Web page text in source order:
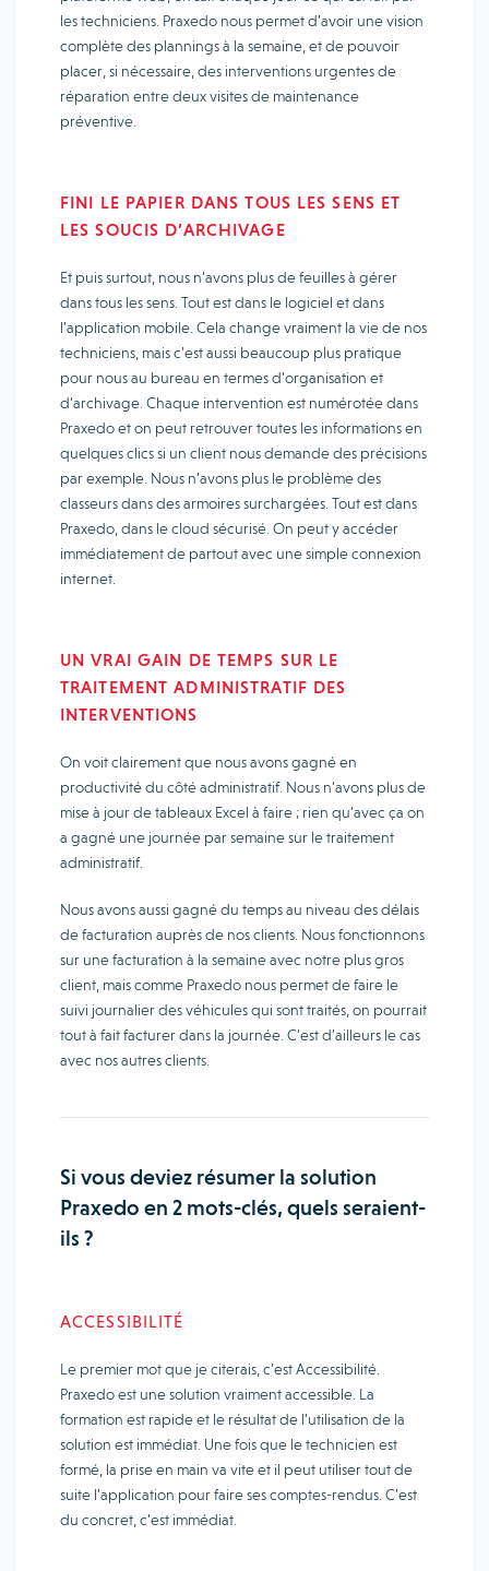
les techniciens. Praxedo nous permet d’avoir une vision
complète des plannings à la semaine, et de pouvoir
placer, si nécessaire, des interventions urgentes de
réparation entre deux visites de maintenance
préventive.
FINI LE PAPIER DANS TOUS LES SENS ET
LES SOUCIS D’ARCHIVAGE
Et puis surtout, nous n’avons plus de feuilles à gérer
dans tous les sens. Tout est dans le logiciel et dans
l’application mobile. Cela change vraiment la vie de nos
techniciens, mais c’est aussi beaucoup plus pratique
pour nous au bureau en termes d’organisation et
d’archivage. Chaque intervention est numérotée dans
Praxedo et on peut retrouver toutes les informations en
quelques clics si un client nous demande des précisions
par exemple. Nous n’avons plus le problème des
classeurs dans des armoires surchargées. Tout est dans
Praxedo, dans le cloud sécurisé. On peut y accéder
immédiatement de partout avec une simple connexion
internet.
UN VRAI GAIN DE TEMPS SUR LE
TRAITEMENT ADMINISTRATIF DES
INTERVENTIONS
On voit clairement que nous avons gagné en
productivité du côté administratif. Nous n’avons plus de
mise à jour de tableaux Excel à faire ; rien qu’avec ça on
a gagné une journée par semaine sur le traitement
administratif.
Nous avons aussi gagné du temps au niveau des délais
de facturation auprès de nos clients. Nous fonctionnons
sur une facturation à la semaine avec notre plus gros
client, mais comme Praxedo nous permet de faire le
suivi journalier des véhicules qui sont traités, on pourrait
tout à fait facturer dans la journée. C’est d’ailleurs le cas
avec nos autres clients.
Si vous deviez résumer la solution
Praxedo en 2 mots-clés, quels seraient-
ils ?
ACCESSIBILITÉ
Le premier mot que je citerais, c’est Accessibilité.
Praxedo est une solution vraiment accessible. La
formation est rapide et le résultat de l’utilisation de la
solution est immédiat. Une fois que le technicien est
formé, la prise en main va vite et il peut utiliser tout de
suite l’application pour faire ses comptes-rendus. C’est
du concret, c’est immédiat.